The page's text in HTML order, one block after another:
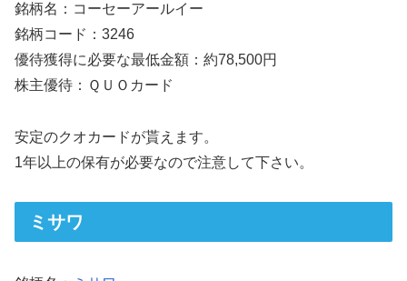
銘柄名：コーセーアールイー
銘柄コード：3246
優待獲得に必要な最低金額：約78,500円
株主優待：ＱＵＯカード
安定のクオカードが貰えます。
1年以上の保有が必要なので注意して下さい。
ミサワ